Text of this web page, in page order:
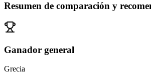
Resumen de comparación y
Ganador general
Grecia